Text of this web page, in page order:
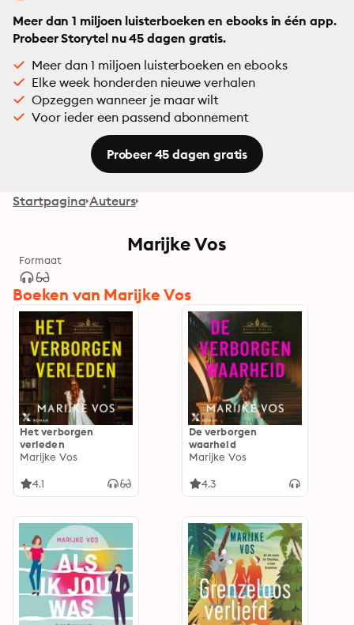
Meer dan 1 miljoen luisterboeken en ebooks in één app.
Probeer Storytel nu 45 dagen gratis.
Meer dan 1 miljoen luisterboeken en ebooks
Elke week honderden nieuwe verhalen
Opzeggen wanneer je maar wilt
Voor ieder een passend abonnement
Probeer 45 dagen gratis
Startpagina Auteurs
Marijke Vos
Formaat
Boeken van Marijke Vos
Het verborgen
verleden
Marijke Vos
4.1
De verborgen
waarheid
Marijke Vos
4.3